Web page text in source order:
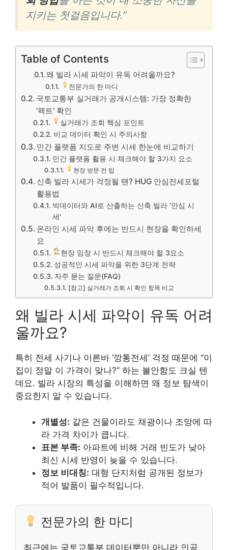
지키는 첫걸음입니다.”
Table of Contents
왜 빌라 시세 파악이 유독 어려울까요?
전문가의 한 마디
국토교통부 실거래가 공개시스템: 가장 정확한
‘팩트’ 확인
실거래가 조회 핵심 포인트
비교 데이터 확인 시 주의사항
민간 플랫폼 지도로 주변 시세 한눈에 비교하기
민간 플랫폼 활용 시 체크해야 할 3가지 요소
현장 방문 전 팁
신축 빌라 시세가 걱정될 땐? HUG 안심전세포털
활용법
빅데이터와 AI로 산출하는 신축 빌라 ‘안심 시
세’
온라인 시세 파악 후에는 반드시 현장을 확인하세
요
현장 임장 시 반드시 체크해야 할 3요소
성공적인 시세 파악을 위한 3단계 전략
자주 묻는 질문(FAQ)
[참고] 실거래가 조회 시 확인 항목 비교
왜 빌라 시세 파악이 유독 어려
울까요?
특히 전세 사기나 이른바 ‘깡통전세’ 걱정 때문에 “이
집이 정말 이 가격이 맞나?” 하는 불안함도 크실 텐
데요. 빌라 시장의 특성을 이해하면 왜 정보 탐색이
중요한지 알 수 있습니다.
개별성: 같은 건물이라도 채광이나 조망에 따
라 가격 차이가 큽니다.
표본 부족: 아파트에 비해 거래 빈도가 낮아
최신 시세 반영이 늦을 수 있습니다.
정보 비대칭: 대형 단지처럼 공개된 정보가
적어 발품이 필수적입니다.
전문가의 한 마디
최근에는 국토교통부 데이터뿐만 아니라 인공